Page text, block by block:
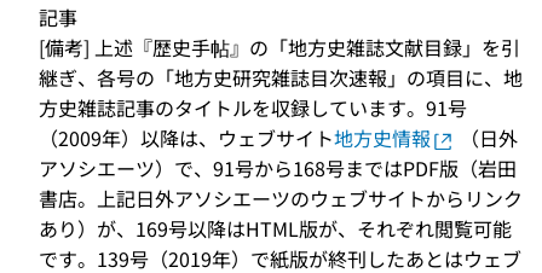
記事
[備考] 上述『歴史手帖』の「地方史雑誌文献目録」を引
継ぎ、各号の「地方史研究雑誌目次速報」の項目に、地
方史雑誌記事のタイトルを収録しています。91号
（2009年）以降は、ウェブサイト地方史情報
（日外
アソシエーツ）で、91号から168号まではPDF版（岩田
書店。上記日外アソシエーツのウェブサイトからリンク
あり）が、169号以降はHTML版が、それぞれ閲覧可能
です。139号（2019年）で紙版が終刊したあとはウェブ